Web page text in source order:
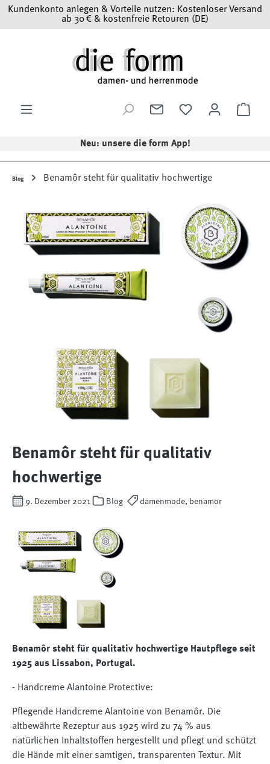
Zum Hauptinhalt springen
Kundenkonto anlegen & Vorteile nutzen: Kostenloser Versand
ab 30 € & kostenfreie Retouren (DE)
Neu: unsere die form App!
Blog Benamôr steht für qualitativ hochwertige
Benamôr steht für qualitativ
hochwertige
9. Dezember 2021 Blog damenmode, benamor
Benamôr steht für qualitativ hochwertige Hautpflege seit
1925 aus Lissabon, Portugal.
- Handcreme Alantoine Protective:
Pflegende Handcreme Alantoine von Benamôr. Die
altbewährte Rezeptur aus 1925 wird zu 74 % aus
natürlichen Inhaltstoffen hergestellt und pflegt und schützt
die Hände mit einer samtigen, transparenten Textur. Mit